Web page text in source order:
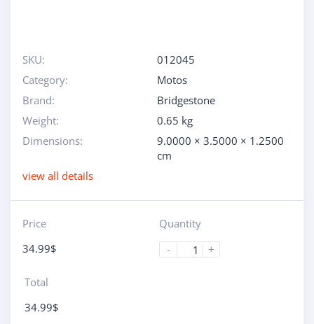
SKU:
012045
Category:
Motos
Brand:
Bridgestone
Weight:
0.65 kg
Dimensions:
9.0000 × 3.5000 × 1.2500
cm
view all details
Price
34.99$
Quantity
-
+
Total
34.99$